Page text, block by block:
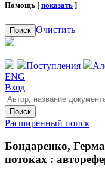
Помощь [ показать ]
Поиск Очистить
Поступления
ENG
Вход
Поиск
Расширенный поиск
Бондаренко,
потоках :